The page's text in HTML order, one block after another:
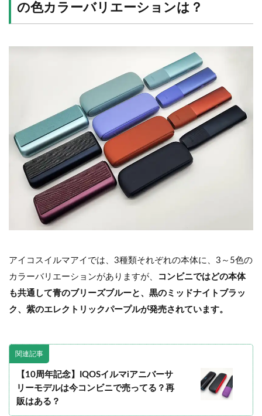
の色カラーバリエーションは？
アイコスイルマアイでは、3種類それぞれの本体に、3～5色の
カラーバリエーションがありますが、
コンビニではどの本体
も共通して青のブリーズブルーと、黒のミッドナイトブラッ
ク、紫のエレクトリックパープルが発売されています。
関連記事
【10周年記念】IQOSイルマiアニバーサ
リーモデルは今コンビニで売ってる？再
販はある？